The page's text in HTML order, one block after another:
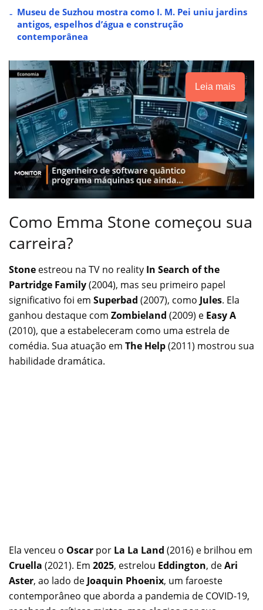
Museu de Suzhou mostra como I. M. Pei uniu jardins
antigos, espelhos d’água e construção
contemporânea
Leia mais
Como Emma Stone começou sua
carreira?
Stone estreou na TV no reality In Search of the
Partridge Family(2004), mas seu primeiro papel
significativo foi em Superbad (2007), como Jules. Ela
ganhou destaque com Zombieland (2009) e Easy A
(2010), que a estabeleceram como uma estrela de
comédia. Sua atuação em The Help(2011) mostrou sua
habilidade dramática.
Ela venceu o Oscar por La La Land (2016) e brilhou em
Cruella (2021). Em 2025, estrelou Eddington, deAri
Aster, ao lado de Joaquin Phoenix, um faroeste
contemporâneo que aborda a pandemia de COVID-19,